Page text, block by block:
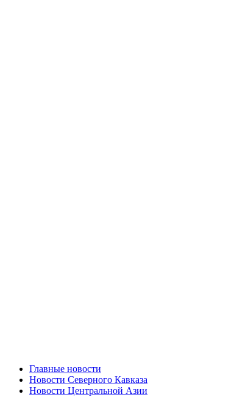
Главные новости
Новости Северного Кавказа
Новости Центральной Азии